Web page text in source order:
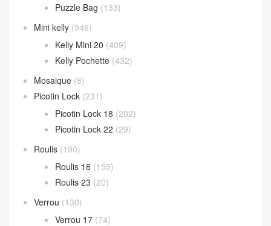
Puzzle Bag (133)
Mini kelly (946)
Kelly Mini 20 (409)
Kelly Pochette (432)
Mosaique (8)
Picotin Lock (231)
Picotin Lock 18 (202)
Picotin Lock 22 (29)
Roulis (190)
Roulis 18 (155)
Roulis 23 (20)
Verrou (130)
Verrou 17 (74)